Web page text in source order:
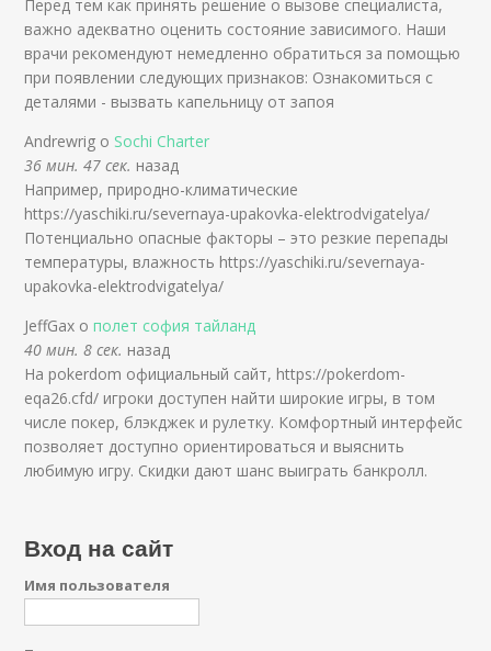
Перед тем как принять решение о вызове специалиста,
важно адекватно оценить состояние зависимого. Наши
врачи рекомендуют немедленно обратиться за помощью
при появлении следующих признаков: Ознакомиться с
деталями - вызвать капельницу от запоя
Andrewrig о Sochi Charter
36 мин. 47 сек. назад
Например, природно-климатические
https://yaschiki.ru/severnaya-upakovka-elektrodvigatelya/
Потенциально опасные факторы – это резкие перепады
температуры, влажность https://yaschiki.ru/severnaya-
upakovka-elektrodvigatelya/
JeffGax ополет софия тайланд
40 мин. 8 сек. назад
На pokerdom официальный сайт, https://pokerdom-
eqa26.cfd/ игроки доступен найти широкие игры, в том
числе покер, блэкджек и рулетку. Комфортный интерфейс
позволяет доступно ориентироваться и выяснить
любимую игру. Скидки дают шанс выиграть банкролл.
Вход на сайт
Имя пользователя